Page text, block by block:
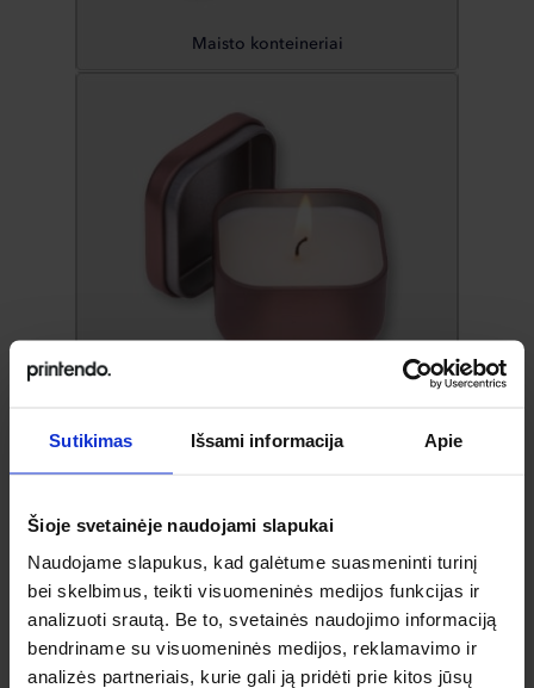
Sutikimas Išsami informacija Apie
Šioje svetainėje naudojami slapukai
Naudojame slapukus, kad galėtume suasmeninti turinį
bei skelbimus, teikti visuomeninės medijos funkcijas ir
analizuoti srautą. Be to, svetainės naudojimo informaciją
bendriname su visuomeninės medijos, reklamavimo ir
analizės partneriais, kurie gali ją pridėti prie kitos jūsų
Maisto konteineriai